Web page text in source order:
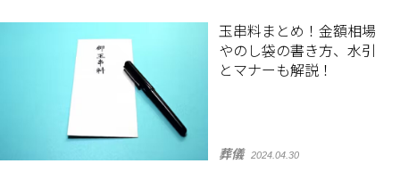
玉串料まとめ！金額相場
やのし袋の書き方、水引
とマナーも解説！
葬儀 2024.04.30